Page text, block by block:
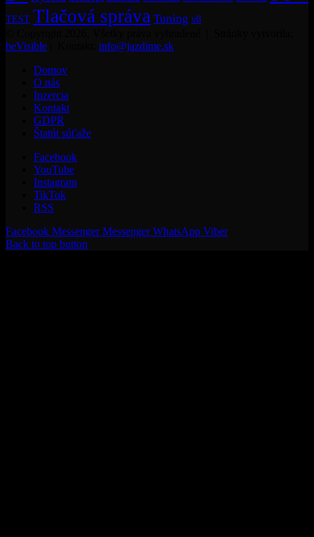
TEST Tlačová správa Tuning v8
beVisible
info@jazdime.sk
Domov
O nás
Inzercia
Kontakt
GDPR
Štatút súťaže
Facebook
YouTube
Instagram
TikTok
RSS
Facebook Messenger Messenger WhatsApp Viber
Back to top button